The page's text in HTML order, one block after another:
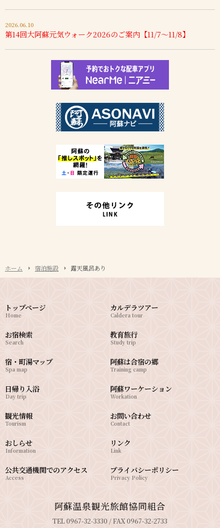
2026.06.10
第14回大阿蘇元気ウォーク2026のご案内【11/7～11/8】
ホーム 宿泊施設 露天風呂あり
トップページ
Home
お宿検索
Search
宿・町湯マップ
Spa map
日帰り入浴
Day trip
カルデラツアー
Caldera tour
教育旅行
Study trip
阿蘇は合宿の郷
Training camp
阿蘇ワーケーション
Workation
観光情報
Tourism
おしらせ
Information
公共交通機関でのアクセス
Access
お問い合わせ
Contact
リンク
Link
プライバシーポリシー
Privacy Policy
阿蘇温泉観光旅館協同組合
TEL 0967-32-3330 / FAX 0967-32-2733